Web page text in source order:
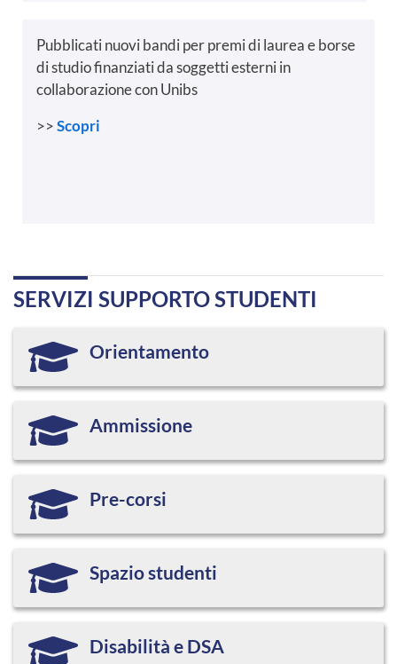
Pubblicati nuovi bandi per premi di laurea e borse
di studio finanziati da soggetti esterni in
collaborazione con Unibs
>>Scopri
SERVIZI SUPPORTO STUDENTI
Orientamento
Ammissione
Pre-corsi
Spazio studenti
Disabilità e DSA